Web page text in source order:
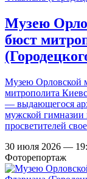
Музею
бюст
Музею Орловской
митрополита
— выдающегося
мужской
просветителей
30 июля 2026 —
Фоторепортаж